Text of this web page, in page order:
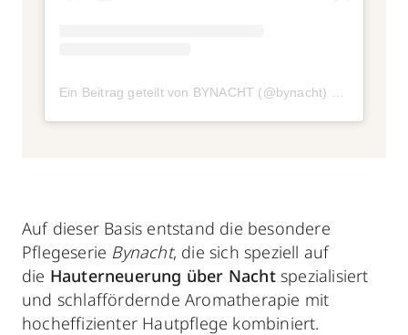
Ein Beitrag geteilt von BYNACHT (@bynacht)
Auf dieser Basis entstand die besondere
Pflegeserie Bynacht, die sich speziell auf
die Hauterneuerung über Nachtspezialisiert
und schlaffördernde Aromatherapie mit
hocheffizienter Hautpflege kombiniert.